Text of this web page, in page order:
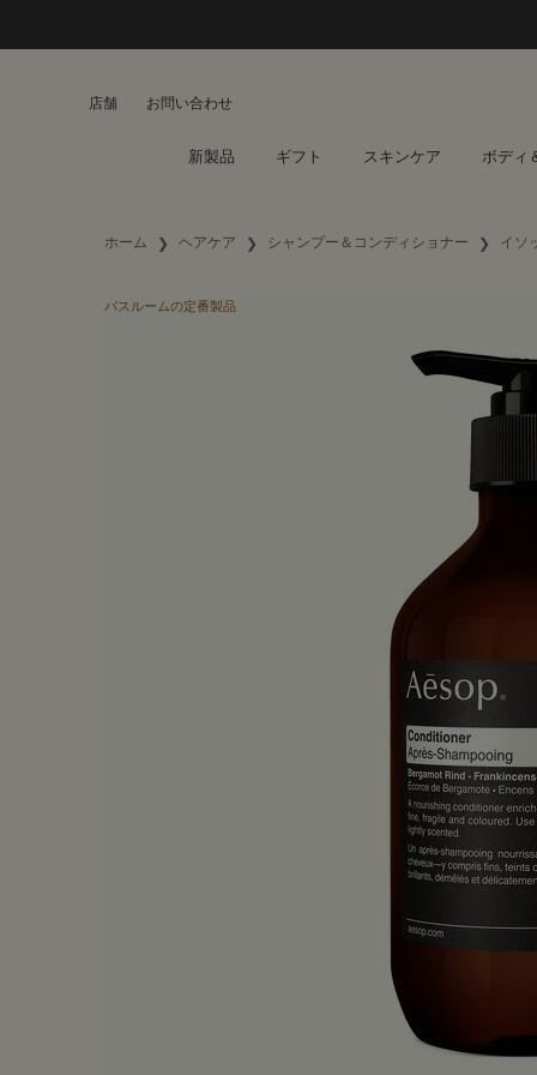
店舗 お問い合わせ
新製品 ギフト スキンケア ボディ
ホーム ヘアケア シャンプー＆コンディショナー イソ
バスルームの定番製品